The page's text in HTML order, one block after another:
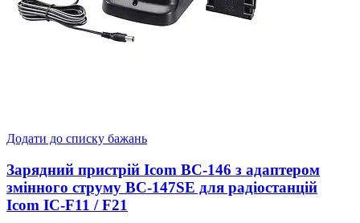
Додати до списку бажань
Зарядний пристрій Icom BC-146 з адаптером
змінного струму BC-147SE для радіостанцій
Icom IC-F11 / F21